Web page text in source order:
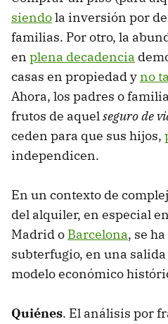
siendola inversión por
familias. Por otro, la
en plena decadencia
casas en propiedad yno
Ahora, los padres o
frutos de aquelseguro de
ceden para que sus hijos,
independicen.
En un contexto de
del alquiler, en especial
Madrid o Barcelona, se
subterfugio, en una
modelo económico
Quiénes. El análisis por